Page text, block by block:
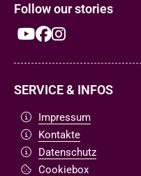
Follow our stories
SERVICE & INFOS
Impressum
Kontakte
Datenschutz
Cookiebox